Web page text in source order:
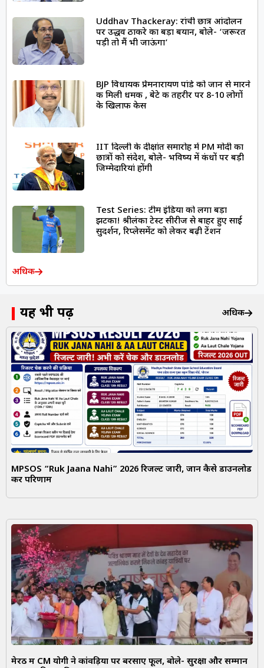
Uddhav Thackeray: रांची छात्र आंदोलन
पर उद्धव ठाकरे का बड़ा बयान, बोले- ‘जरूरत
पड़ी तो मैं भी जाऊंगा’
BJP विधायक प्रेमनारायण पांडे को जान से मारने
की मिली धमकी , बेटे की तहरीर पर 8-10 लोगों
के खिलाफ केस
IIT दिल्ली के दीक्षांत समारोह में PM मोदी का
छात्रों को संदेश, बोले- भविष्य में कंधों पर बड़ी
जिम्मेदारियां होंगी
Test Series: टीम इंडिया को लगा बड़ा
झटका! श्रीलंका टेस्ट सीरीज से बाहर हुए साई
सुदर्शन, रिप्लेसमेंट को लेकर बढ़ी टेंशन
अधिक
यह भी पढ़ें अधिक
MPSOS “Ruk Jaana Nahi” 2026 रिजल्ट जारी, जानें कैसे डाउनलोड
करें परिणाम
मेरठ में CM योगी ने कांवड़ियों पर बरसाए फूल, बोले- सुरक्षा और सम्मान